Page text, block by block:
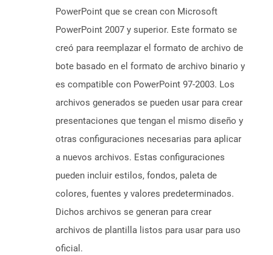
PowerPoint que se crean con Microsoft
PowerPoint 2007 y superior. Este formato se
creó para reemplazar el formato de archivo de
bote basado en el formato de archivo binario y
es compatible con PowerPoint 97-2003. Los
archivos generados se pueden usar para crear
presentaciones que tengan el mismo diseño y
otras configuraciones necesarias para aplicar
a nuevos archivos. Estas configuraciones
pueden incluir estilos, fondos, paleta de
colores, fuentes y valores predeterminados.
Dichos archivos se generan para crear
archivos de plantilla listos para usar para uso
oficial.